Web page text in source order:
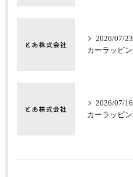
2026/07/23
2026/07/16